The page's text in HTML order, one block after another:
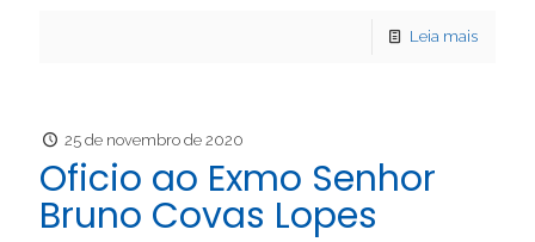
Leia mais
25 de novembro de 2020
Oficio ao Exmo Senhor
Bruno Covas Lopes